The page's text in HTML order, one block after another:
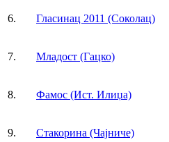
6. Гласинац 2011 (Соколац)
7. Mладост (Гацко)
8. Фамос (Ист. Илиџа)
9. Стакорина (Чајниче)